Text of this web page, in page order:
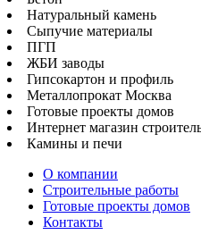
Натуральный камень
Сыпучие материалы
ПГП
ЖБИ заводы
Гипсокартон и профиль
Металлопрокат Москва
Готовые проекты домов
Интернет магазин
Камины и печи
О компании
Строительные работы
Готовые проекты домов
Контакты